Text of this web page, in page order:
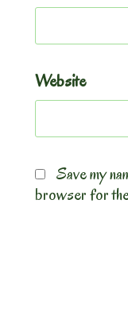
Website
Save my
browser for